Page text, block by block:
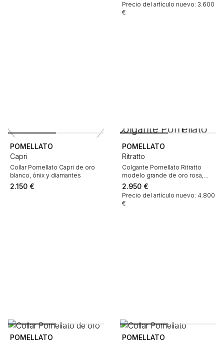
Precio del artículo nuevo: 3.600
€
POMELLATO
Capri
Collar Pomellato Capri de oro
blanco, ónix y diamantes
2.150 €
POMELLATO
Ritratto
Colgante Pomellato Ritratto
modelo grande de oro rosa,
lapislázuli y diamantes
2.950 €
Precio del artículo nuevo: 4.800
€
POMELLATO
POMELLATO